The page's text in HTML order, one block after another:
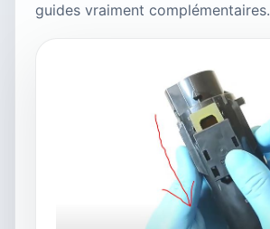
guides vraiment complémentaires.